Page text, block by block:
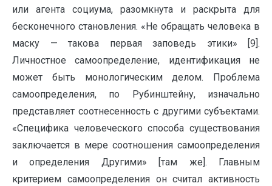
или агента социума, разомкнута и раскрыта для
бесконечного становления. «Не обращать человека в
маску — такова первая заповедь этики» [9].
Личностное самоопределение, идентификация не
может быть монологическим делом. Проблема
самоопределения, по Рубинштейну, изначально
представляет соотнесенность с другими субъектами.
«Специфика человеческого способа существования
заключается в мере соотношения самоопределения
и определения Другими» [там же]. Главным
критерием самоопределения он считал активность